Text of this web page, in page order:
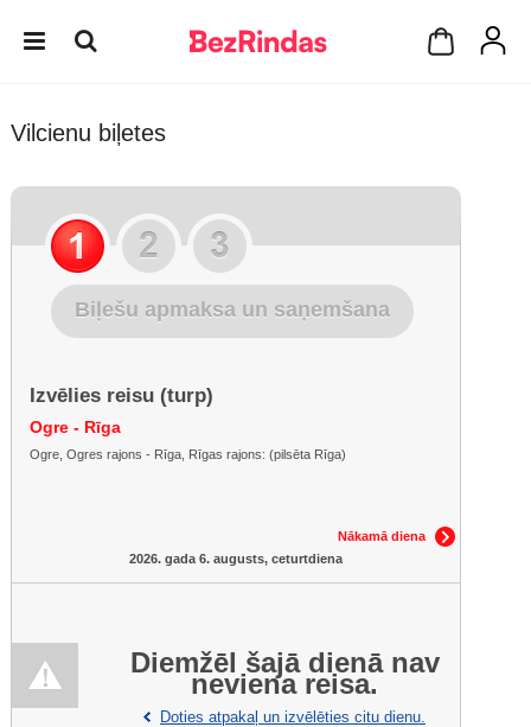
Vilcienu biļetes
Biļešu apmaksa un saņemšana
Izvēlies reisu (turp)
Ogre - Rīga
Ogre, Ogres rajons - Rīga, Rīgas rajons: (pilsēta Rīga)
Nākamā diena
2026. gada 6. augusts, ceturtdiena
Diemžēl šajā dienā nav
neviena reisa.
Doties atpakaļ un izvēlēties citu dienu.